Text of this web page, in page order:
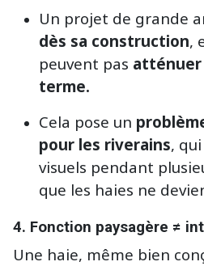
Un projet de grande
dès sa construction,
peuvent pas
terme.
Cela pose un
pour les riverains,
visuels pendant
que les haies ne
4. Fonction paysagère ≠
Une haie, même bien